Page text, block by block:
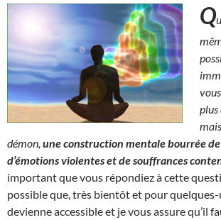
Q
plus
démon, une construction mentale bourrée de
d’émotions violentes et de souffrances
important que vous répondiez à cette
possible que, très bientôt et pour
devienne accessible et je vous assure qu’il